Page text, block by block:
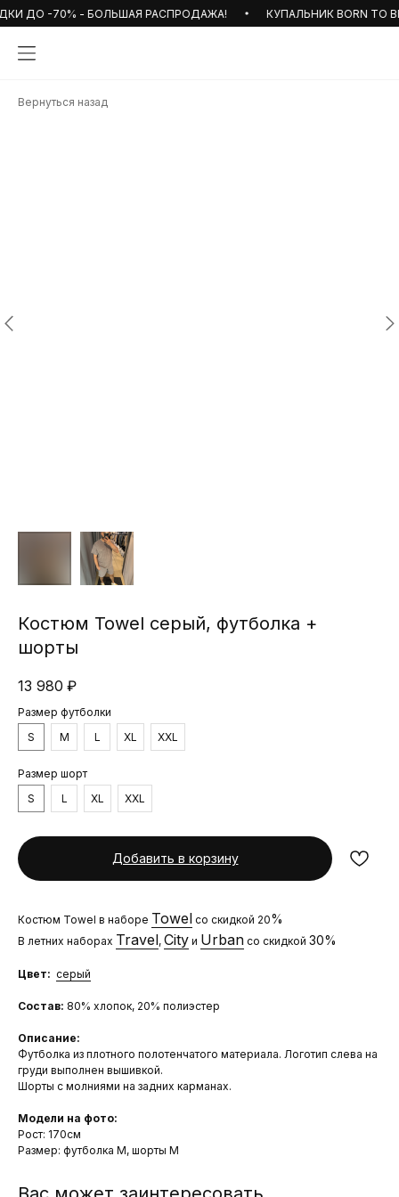
ДО -70% - БОЛЬШАЯ РАСПРОДАЖА! КУПАЛЬНИК BORN TO
Вернуться назад
Костюм Towel серый, футболка +
шорты
13 980 ₽
Размер футболки
S
M L XL XXL
Размер шорт
S
L XL XXL
Добавить в корзину
Костюм Towel в наборе Towel со скидкой 20%
В летних наборах Travel, City и Urban со скидкой 30%
Цвет: серый
Состав: 80% хлопок, 20% полиэстер
Описание:
Футболка из плотного полотенчатого материала. Логотип слева на
груди выполнен вышивкой.
Шорты с молниями на задних карманах.
Модели на фото:
Рост: 170см
Размер: футболка М, шорты М